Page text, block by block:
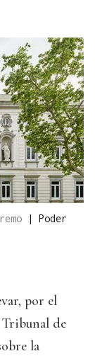
| Poder
por el
de
la